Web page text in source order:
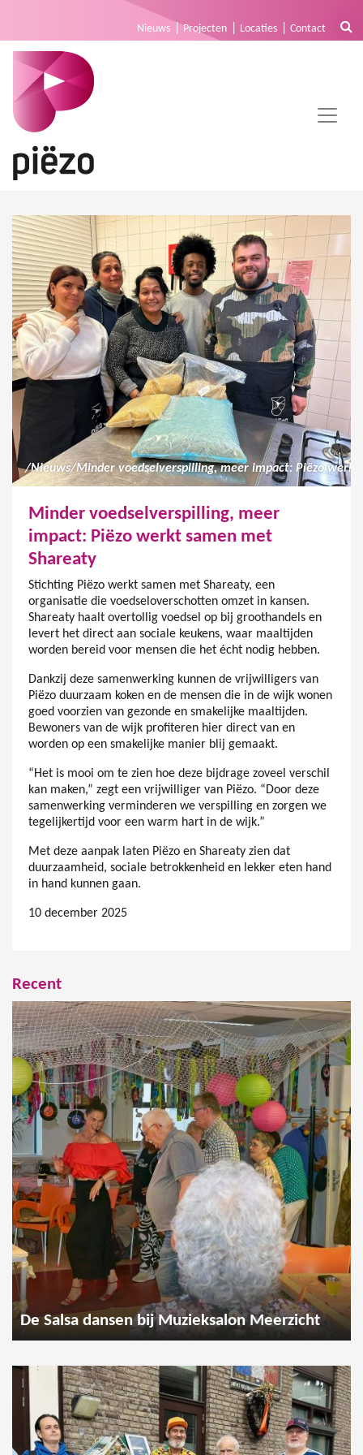
Nieuws Projecten Locaties Contact
/Nieuws/
Minder voedselverspilling, meer
impact: Piëzo werkt samen met
Shareaty
Stichting Piëzo werkt samen met Shareaty, een
organisatie die voedseloverschotten omzet in kansen.
Shareaty haalt overtollig voedsel op bij groothandels en
levert het direct aan sociale keukens, waar maaltijden
worden bereid voor mensen die het écht nodig hebben.
Dankzij deze samenwerking kunnen de vrijwilligers van
Piëzo duurzaam koken en de mensen die in de wijk wonen
goed voorzien van gezonde en smakelijke maaltijden.
Bewoners van de wijk profiteren hier direct van en
worden op een smakelijke manier blij gemaakt.
“Het is mooi om te zien hoe deze bijdrage zoveel verschil
kan maken,” zegt een vrijwilliger van Piëzo. “Door deze
samenwerking verminderen we verspilling en zorgen we
tegelijkertijd voor een warm hart in de wijk.”
Met deze aanpak laten Piëzo en Shareaty zien dat
duurzaamheid, sociale betrokkenheid en lekker eten hand
in hand kunnen gaan.
10 december 2025
Recent
De Salsa dansen bij Muzieksalon Meerzicht